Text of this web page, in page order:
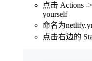
点击 Actions -
yourself
命名为
点击右边的